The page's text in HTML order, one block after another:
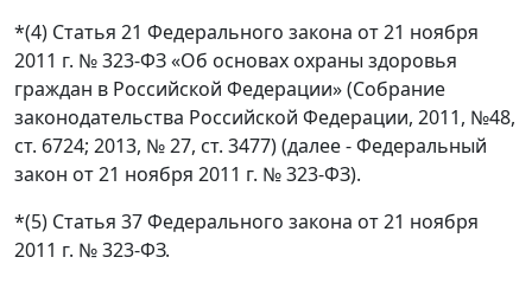
*(4) Статья 21 Федерального закона от 21 ноября
2011 г. № 323-ФЗ «Об основах охраны здоровья
граждан в Российской Федерации» (Собрание
законодательства Российской Федерации, 2011, №48,
ст. 6724; 2013, № 27, ст. 3477) (далее - Федеральный
закон от 21 ноября 2011 г. № 323-ФЗ).
*(5) Статья 37 Федерального закона от 21 ноября
2011 г. № 323-ФЗ.